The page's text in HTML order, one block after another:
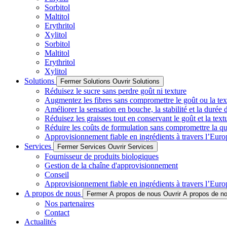
Sorbitol
Maltitol
Erythritol
Xylitol
Sorbitol
Maltitol
Erythritol
Xylitol
Solutions
Fermer Solutions Ouvrir Solutions
Réduisez le sucre sans perdre goût ni texture
Augmentez les fibres sans compromettre le goût ou la
Améliorer la sensation en bouche, la stabilité et la durée
Réduisez les graisses tout en conservant le goût et la
Réduire les coûts de formulation sans compromettre la
Approvisionnement fiable en ingrédients à travers
Services
Fermer Services Ouvrir Services
Fournisseur de produits biologiques
Gestion de la chaîne d'approvisionnement
Conseil
Approvisionnement fiable en ingrédients à travers
A propos de nous
Fermer A propos de nous Ouvrir A propos de
Nos partenaires
Contact
Actualités